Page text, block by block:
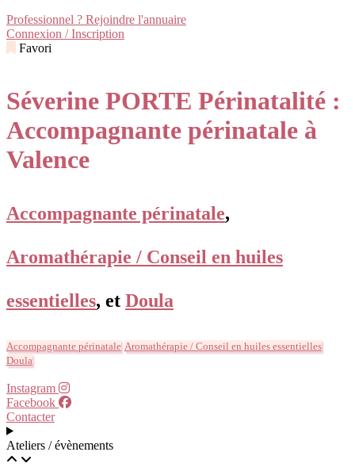
Professionnel ? Rejoindre l'annuaire
Connexion / Inscription
Favori
Séverine PORTE Périnatalité :
Accompagnante périnatale à
Valence
Accompagnante périnatale,
Aromathérapie / Conseil en huiles
essentielles, et Doula
Accompagnante périnatale Aromathérapie / Conseil en huiles essentielles
Doula
Instagram
Facebook
Contacter
Ateliers / évènements